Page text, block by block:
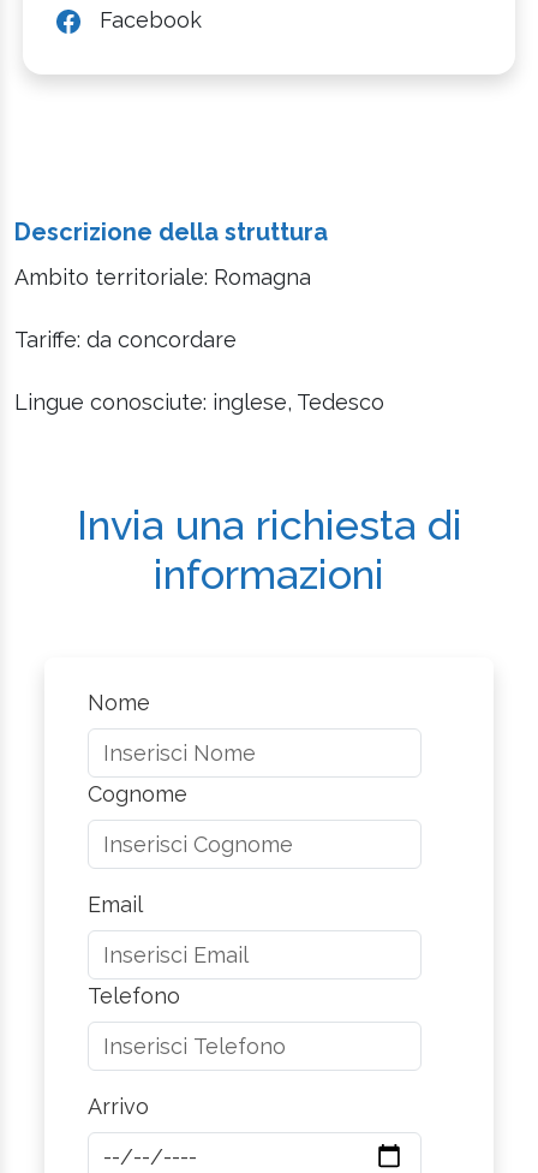
Facebook
Descrizione della struttura
Ambito territoriale: Romagna
Tariffe: da concordare
Lingue conosciute: inglese, Tedesco
Invia una richiesta di
informazioni
Nome
Cognome
Email
Telefono
Arrivo